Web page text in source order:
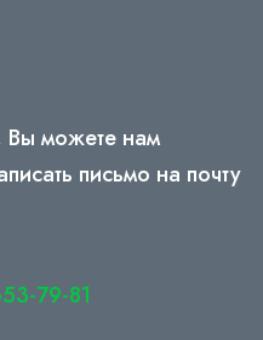
можете нам
письмо на почту
79-81